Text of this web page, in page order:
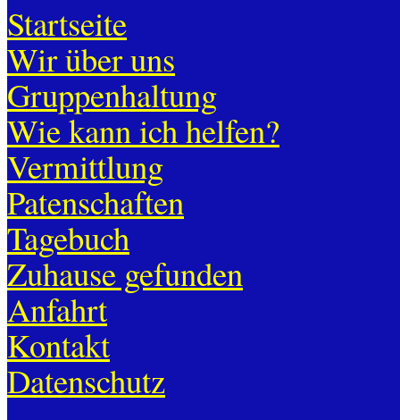
Startseite
Wir über uns
Gruppenhaltung
Wie kann ich helfen?
Vermittlung
Patenschaften
Tagebuch
Zuhause gefunden
Anfahrt
Kontakt
Datenschutz